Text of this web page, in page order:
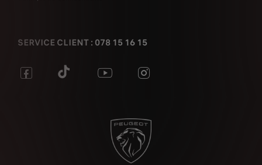
SERVICE CLIENT : 078 15 16 15